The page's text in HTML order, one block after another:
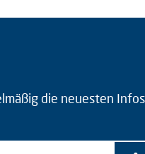
die neuesten